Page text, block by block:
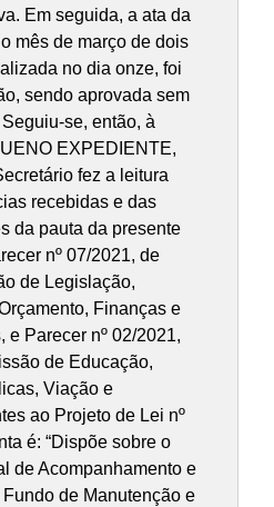
Em seguida, a ata da
mês de março de dois
no dia onze, foi
sendo aprovada sem
se, então, à
EXPEDIENTE,
fez a leitura
recebidas e das
da pauta da presente
nº 07/2021, de
de Legislação,
Finanças e
e Parecer nº 02/2021,
de Educação,
Viação e
ao Projeto de Lei nº
é: “Dispõe sobre o
de Acompanhamento e
de Manutenção e